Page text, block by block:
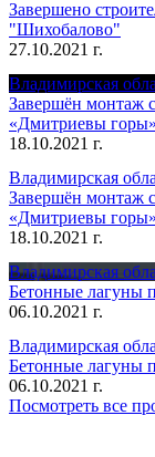
Завершено
"Шихобалово"
27.10.2021 г.
Владимирская
Завершён монтаж
«Дмитриевы горы»
18.10.2021 г.
Владимирская
Завершён монтаж
«Дмитриевы горы»
18.10.2021 г.
Владимирская
Бетонные лагуны
06.10.2021 г.
Владимирская
Бетонные лагуны
06.10.2021 г.
Посмотреть все